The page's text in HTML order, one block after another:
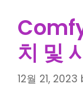
치 및
12월 21, 2023